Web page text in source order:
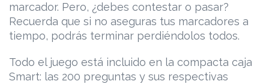
marcador. Pero, ¿debes contestar o pasar?
Recuerda que si no aseguras tus marcadores a
tiempo, podrás terminar perdiéndolos todos.
Todo el juego está incluido en la compacta caja
Smart: las 200 preguntas y sus respectivas